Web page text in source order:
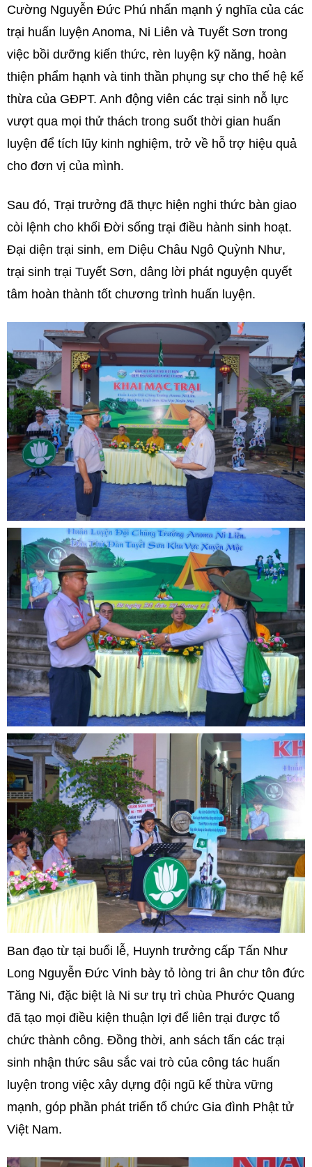
Cường Nguyễn Đức Phú nhấn mạnh ý nghĩa của các
trại huấn luyện Anoma, Ni Liên và Tuyết Sơn trong
việc bồi dưỡng kiến thức, rèn luyện kỹ năng, hoàn
thiện phẩm hạnh và tinh thần phụng sự cho thế hệ kế
thừa của GĐPT. Anh động viên các trại sinh nỗ lực
vượt qua mọi thử thách trong suốt thời gian huấn
luyện để tích lũy kinh nghiệm, trở về hỗ trợ hiệu quả
cho đơn vị của mình.
Sau đó, Trại trưởng đã thực hiện nghi thức bàn giao
còi lệnh cho khối Đời sống trại điều hành sinh hoạt.
Đại diện trại sinh, em Diệu Châu Ngô Quỳnh Như,
trại sinh trại Tuyết Sơn, dâng lời phát nguyện quyết
tâm hoàn thành tốt chương trình huấn luyện.
Ban đạo từ tại buổi lễ, Huynh trưởng cấp Tấn Như
Long Nguyễn Đức Vinh bày tỏ lòng tri ân chư tôn đức
Tăng Ni, đặc biệt là Ni sư trụ trì chùa Phước Quang
đã tạo mọi điều kiện thuận lợi để liên trại được tổ
chức thành công. Đồng thời, anh sách tấn các trại
sinh nhận thức sâu sắc vai trò của công tác huấn
luyện trong việc xây dựng đội ngũ kế thừa vững
mạnh, góp phần phát triển tổ chức Gia đình Phật tử
Việt Nam.